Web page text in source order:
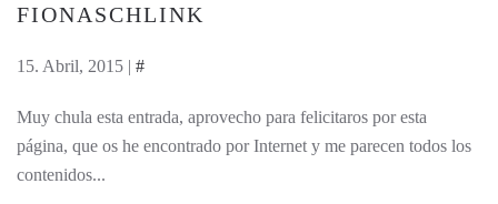
FIONASCHLINK
15. Abril, 2015 | #
Muy chula esta entrada, aprovecho para felicitaros por esta
página, que os he encontrado por Internet y me parecen todos los
contenidos...